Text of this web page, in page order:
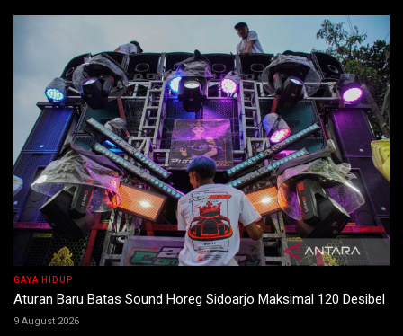
GAYA HIDUP
Aturan Baru Batas Sound Horeg Sidoarjo Maksimal 120 Desibel
9 August 2026